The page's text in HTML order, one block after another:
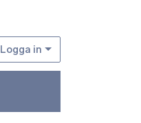
Logga in